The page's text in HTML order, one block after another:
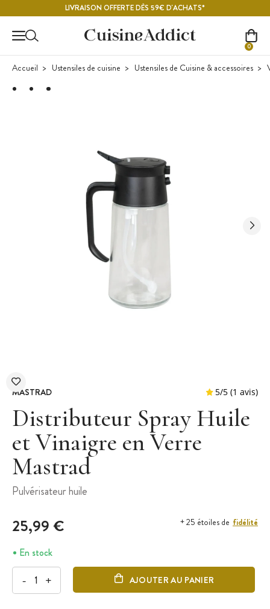
LIVRAISON OFFERTE DÈS 59€ D'ACHATS*
0
Accueil Ustensiles de cuisine Ustensiles de Cuisine & accessoires
MASTRAD
Distributeur Spray Huile
et Vinaigre en Verre
Mastrad
Pulvérisateur huile
25,99 € + 25 étoiles de fidélité
En stock
- + AJOUTER AU PANIER